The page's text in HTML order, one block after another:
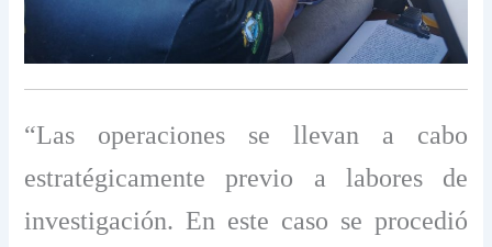
“Las operaciones se llevan a cabo
estratégicamente previo a labores de
investigación. En este caso se procedió